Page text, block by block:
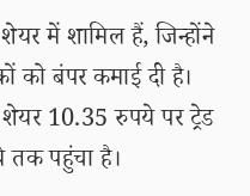
में शामिल हैं, जिन्होंने
बंपर कमाई दी है।
10.35 रुपये पर ट्रेड
पहुंचा है।